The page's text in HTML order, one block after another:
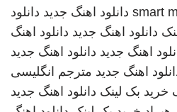
smart دانلود اهنگ جدید دانلود
دانلود اهنگ جدید دانلود اهنگ
اهنگ جدید دانلود اهنگ جدید
اهنگ جدید مترجم انگلیسی
خرید بک لینک دانلود اهنگ جدید